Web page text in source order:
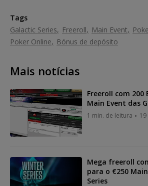
Tags
Galactic Series
Freeroll Main Event
Poker Online
Bónus de depósito
Mais notícias
Freeroll com
Main Event das
1 min. de leitura
Mega freeroll
para o €250
Series